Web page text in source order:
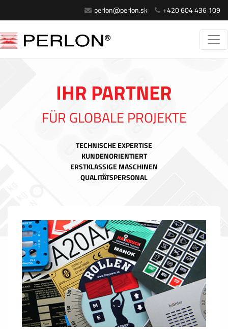
perlon@perlon.sk +420 604 436 109
IHR PARTNER
FÜR GLOBALE PROJEKTE
TECHNISCHE EXPERTISE
KUNDENORIENTIERT
ERSTKLASSIGE MASCHINEN
QUALITÄTSPERSONAL